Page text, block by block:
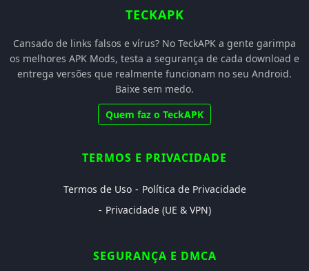
TECKAPK
Cansado de links falsos e vírus? No TeckAPK a gente garimpa
os melhores APK Mods, testa a segurança de cada download e
entrega versões que realmente funcionam no seu Android.
Baixe sem medo.
Quem faz o TeckAPK
TERMOS E PRIVACIDADE
Termos de Uso
Política de Privacidade
Privacidade (UE & VPN)
SEGURANÇA E DMCA